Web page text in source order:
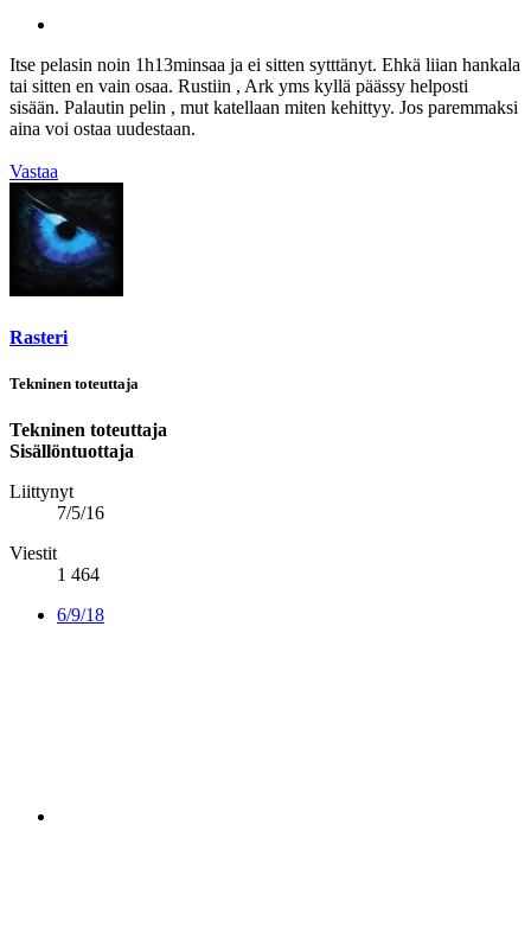
Itse pelasin noin 1h13minsaa ja ei sitten sytttänyt. Ehkä liian hankala
tai sitten en vain osaa. Rustiin , Ark yms kyllä päässy helposti
sisään. Palautin pelin , mut katellaan miten kehittyy. Jos paremmaksi
aina voi ostaa uudestaan.
Vastaa
Rasteri
Tekninen toteuttaja
Tekninen toteuttaja
Sisällöntuottaja
Liittynyt
7/5/16
Viestit
1 464
6/9/18